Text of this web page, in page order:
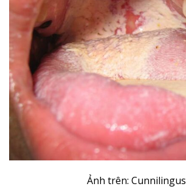
Ảnh trên: Cunnilingus